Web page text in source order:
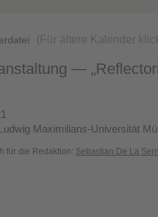
(Für ältere Kalender
—
Maximilians-Universität
für die Redaktion: Sebastian De La